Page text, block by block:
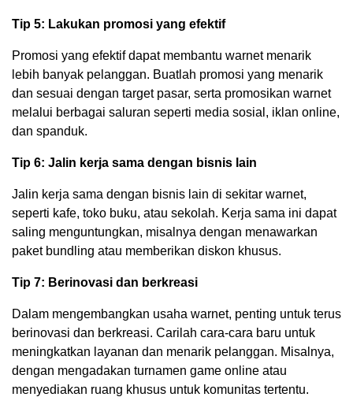
Tip 5: Lakukan promosi yang efektif
Promosi yang efektif dapat membantu warnet menarik
lebih banyak pelanggan. Buatlah promosi yang menarik
dan sesuai dengan target pasar, serta promosikan warnet
melalui berbagai saluran seperti media sosial, iklan online,
dan spanduk.
Tip 6: Jalin kerja sama dengan bisnis lain
Jalin kerja sama dengan bisnis lain di sekitar warnet,
seperti kafe, toko buku, atau sekolah. Kerja sama ini dapat
saling menguntungkan, misalnya dengan menawarkan
paket bundling atau memberikan diskon khusus.
Tip 7: Berinovasi dan berkreasi
Dalam mengembangkan usaha warnet, penting untuk terus
berinovasi dan berkreasi. Carilah cara-cara baru untuk
meningkatkan layanan dan menarik pelanggan. Misalnya,
dengan mengadakan turnamen game online atau
menyediakan ruang khusus untuk komunitas tertentu.